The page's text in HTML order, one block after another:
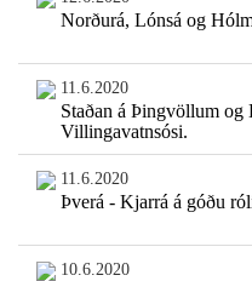
Norðurá, Lónsá og
11.6.2020
Staðan á Þingvöllum
Villingavatnsósi.
11.6.2020
Þverá - Kjarrá á góðu
10.6.2020